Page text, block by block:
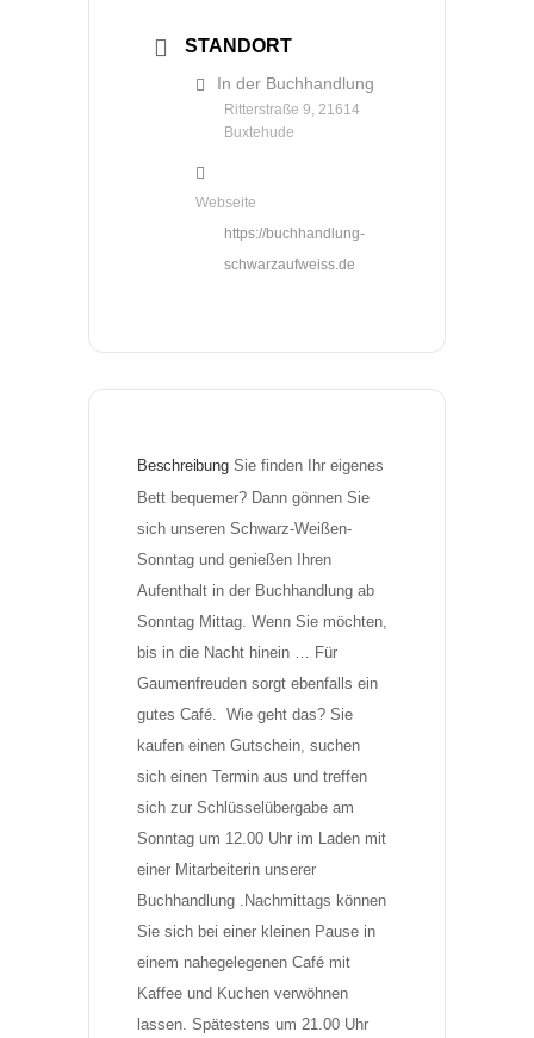
STANDORT
In der Buchhandlung
Ritterstraße 9, 21614
Buxtehude
Webseite
https://buchhandlung-
schwarzaufweiss.de
Beschreibung Sie finden Ihr eigenes
Bett bequemer? Dann gönnen Sie
sich unseren Schwarz-Weißen-
Sonntag und genießen Ihren
Aufenthalt in der Buchhandlung ab
Sonntag Mittag. Wenn Sie möchten,
bis in die Nacht hinein … Für
Gaumenfreuden sorgt ebenfalls ein
gutes Café.  Wie geht das? Sie
kaufen einen Gutschein, suchen
sich einen Termin aus und treffen
sich zur Schlüsselübergabe am
Sonntag um 12.00 Uhr im Laden mit
einer Mitarbeiterin unserer
Buchhandlung .Nachmittags können
Sie sich bei einer kleinen Pause in
einem nahegelegenen Café mit
Kaffee und Kuchen verwöhnen
lassen. Spätestens um 21.00 Uhr